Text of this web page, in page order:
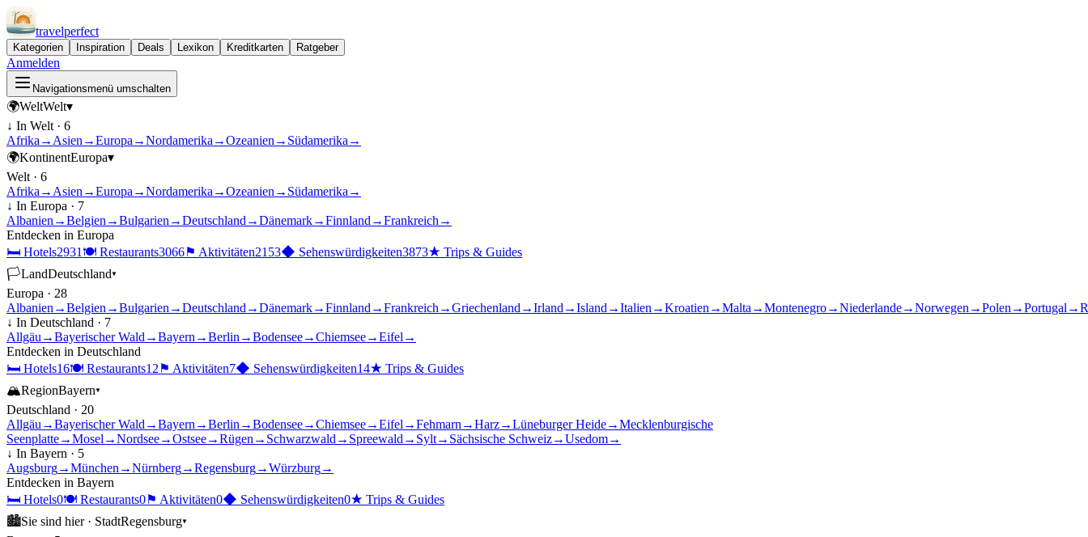
travelperfect
Kategorien Inspiration Deals Lexikon Kreditkarten Ratgeber
Anmelden
Navigationsmenü umschalten
🌍WeltWelt▾
↓ In Welt · 6
Afrika → Asien →Europa →Nordamerika →Ozeanien → Südamerika →
🌍KontinentEuropa▾
Welt · 6
Afrika → Asien →Europa →Nordamerika →Ozeanien → Südamerika →
↓ In Europa · 7
Albanien →Belgien →Bulgarien →Deutschland →Dänemark→Finnland →Frankreich →
Entdecken in Europa
🛏 Hotels2931 🍽 Restaurants3066⚑ Aktivitäten2153◆ Sehenswürdigkeiten3873★ Trips & Guides
🏳LandDeutschland▾
Europa · 28
Albanien →Belgien →Bulgarien →Deutschland →Dänemark→Finnland →Frankreich →Griechenland →Irland →Island →Italien →Kroatien →Malta →Montenegro→Niederlande→Norwegen →Polen →Portugal →
↓ In Deutschland · 7
Allgäu →Bayerischer Wald →Bayern →Berlin →Bodensee→Chiemsee→Eifel →
Entdecken in Deutschland
🛏 Hotels16🍽 Restaurants12⚑ Aktivitäten7◆ Sehenswürdigkeiten14★ Trips & Guides
🏔RegionBayern▾
Deutschland · 20
Allgäu →Bayerischer Wald →Bayern →Berlin →Bodensee→Chiemsee→Eifel →Fehmarn →Harz→Lüneburger Heide→Mecklenburgische
Seenplatte→Mosel →Nordsee→Ostsee→Rügen → Schwarzwald → Spreewald → Sylt→ Sächsische Schweiz→Usedom→
↓ In Bayern · 5
Augsburg→München →Nürnberg→Regensburg→Würzburg→
Entdecken in Bayern
🛏 Hotels0🍽 Restaurants0⚑ Aktivitäten0◆ Sehenswürdigkeiten0★ Trips & Guides
🏙Sie sind hier · StadtRegensburg▾